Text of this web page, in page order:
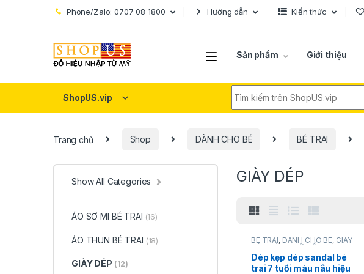
Skip to navigation
Skip to content Phone/Zalo: 0707 08 1800 Hướng dẫn Kiến thức
Sản phẩm Giới thiệu
ShopUS.vip
Trang chủ Shop DÀNH CHO BÉ BÉ TRAI
GIÀY DÉP
BÉ TRAI, DÀNH CHO BÉ, GIÀY
HÀNG MỚI VỀ
Dép kẹp dép sandal bé
trai 7 tuổi màu nâu hiệu
Show All Categories
ÁO SƠ MI BÉ TRAI (16)
ÁO THUN BÉ TRAI (18)
GIÀY DÉP (12)